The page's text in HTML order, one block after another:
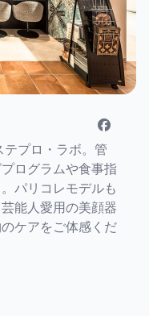
プロ・ラボ。管
ログラムや食事指
パリコレモデルも
能人愛用の美顔器
ケアをご体感くだ